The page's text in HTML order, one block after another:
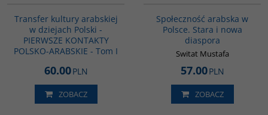
Transfer kultury arabskiej
w dziejach Polski -
PIERWSZE KONTAKTY
POLSKO-ARABSKIE - Tom I
60.00PLN
ZOBACZ
Społeczność arabska w
Polsce. Stara i nowa
diaspora
Switat Mustafa
57.00PLN
ZOBACZ